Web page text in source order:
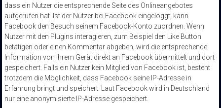
dass ein Nutzer die entsprechende Seite des Onlineangebotes
aufgerufen hat. Ist der Nutzer bei Facebook eingeloggt, kann
Facebook den Besuch seinem Facebook-Konto zuordnen. Wenn
Nutzer mit den Plugins interagieren, zum Beispiel den Like Button
betätigen oder einen Kommentar abgeben, wird die entsprechende
Information von Ihrem Gerät direkt an Facebook übermittelt und dort
gespeichert. Falls ein Nutzer kein Mitglied von Facebook ist, besteht
trotzdem die Möglichkeit, dass Facebook seine IP-Adresse in
Erfahrung bringt und speichert. Laut Facebook wird in Deutschland
nur eine anonymisierte IP-Adresse gespeichert.